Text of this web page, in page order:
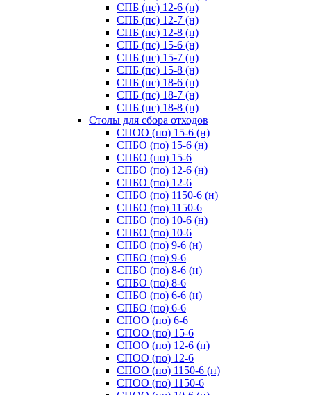
СПБ (пс) 12-6 (н)
СПБ (пс) 12-7 (н)
СПБ (пс) 12-8 (н)
СПБ (пс) 15-6 (н)
СПБ (пс) 15-7 (н)
СПБ (пс) 15-8 (н)
СПБ (пс) 18-6 (н)
СПБ (пс) 18-7 (н)
СПБ (пс) 18-8 (н)
Cтолы для сбора отходов
СПОО (по) 15-6 (н)
СПБО (по) 15-6 (н)
СПБО (по) 15-6
СПБО (по) 12-6 (н)
СПБО (по) 12-6
СПБО (по) 1150-6 (н)
СПБО (по) 1150-6
СПБО (по) 10-6 (н)
СПБО (по) 10-6
СПБО (по) 9-6 (н)
СПБО (по) 9-6
СПБО (по) 8-6 (н)
СПБО (по) 8-6
СПБО (по) 6-6 (н)
СПБО (по) 6-6
СПОО (по) 6-6
СПОО (по) 15-6
СПОО (по) 12-6 (н)
СПОО (по) 12-6
СПОО (по) 1150-6 (н)
СПОО (по) 1150-6